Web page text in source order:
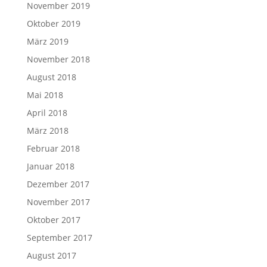
November 2019
Oktober 2019
März 2019
November 2018
August 2018
Mai 2018
April 2018
März 2018
Februar 2018
Januar 2018
Dezember 2017
November 2017
Oktober 2017
September 2017
August 2017